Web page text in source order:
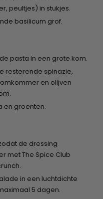
peultjes) in stukjes.
basilicum grof.
pasta in een grote kom.
resterende spinazie,
en olijven
en groenten.
de dressing
met The Spice Club
in een luchtdichte
5 dagen.